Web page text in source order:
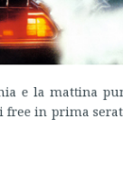
e la mattina
in prima
spietati: